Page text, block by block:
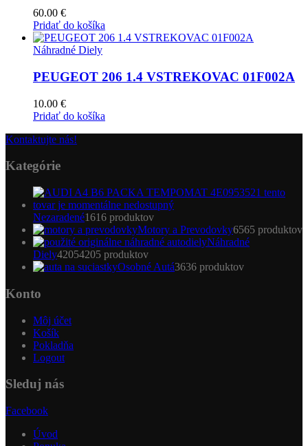
60.00 €
Pridať do košíka
Náhradné Diely
PEUGEOT 206 1.4 VSTREKOVAC 01F002A
10.00 €
Pridať do košíka
Kontaktujte nás!
Kategórie
Nezaradené1616 produktov
Motory a Prevodovky6565 produktov
Náhradné
Diely42054205 produktov
Osobné Autá3636 produktov
Konto
Môj účet
Košík
Pokladňa
Logout
Sleduj nás
Facebook
Úvod